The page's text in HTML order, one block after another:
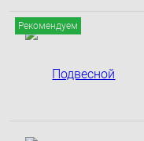
Рекомендуем